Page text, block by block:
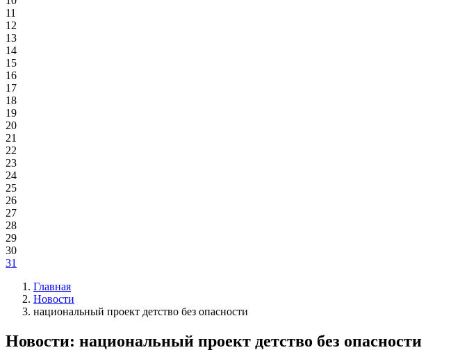
11
12
13
14
15
16
17
18
19
20
21
22
23
24
25
26
27
28
29
30
31
Главная
Новости
национальный проект детство без опасности
Новости: национальный проект детство без опасности